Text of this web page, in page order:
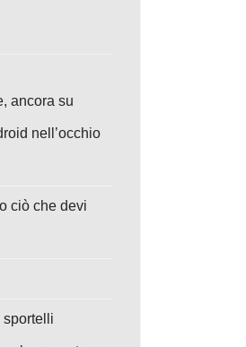
ancora su
nell’occhio
ciò che devi
sportelli